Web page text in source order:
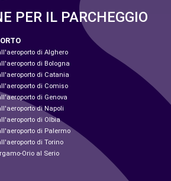
PER IL PARCHEGGIO
di Alghero
di Bologna
di Catania
di Comiso
di Genova
di Napoli
di Olbia
di Palermo
di Torino
Orio al Serio